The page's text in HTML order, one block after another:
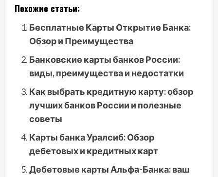
Похожие статьи:
Бесплатные Карты Открытие Банка:
Обзор и Преимущества
Банковские карты банков России:
виды, преимущества и недостатки
Как выбрать кредитную карту: обзор
лучших банков России и полезные
советы
Карты банка Уралсиб: Обзор
дебетовых и кредитных карт
Дебетовые карты Альфа-Банка: ваш